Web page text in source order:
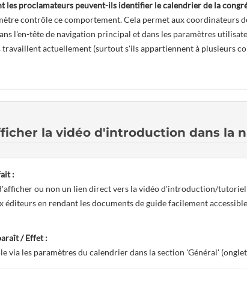
les proclamateurs peuvent-ils identifier le calendrier de la
contrôle ce comportement. Cela permet aux coordinateurs
l'en-tête de navigation principal et dans les paramètres
travaillent actuellement (surtout s'ils appartiennent à plusieurs
la vidéo d'introduction dans la
:
ou non un lien direct vers la vidéo d'introduction/
éditeurs en rendant les documents de guide facilement
/ Effet :
via les paramètres du calendrier dans la section 'Général'